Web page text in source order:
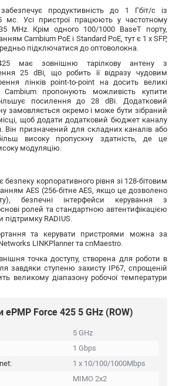
продуктивність до 1 Гбіт/с із
Усі пристрої працюють у частотному
MHz. Крім одного 100/1000 BaseT порту,
Cambium PoE і Standard PoE, тут є 1 x SFP,
підключатися до оптоволокна.
має зовнішню тарілкову антену з
25 dBi, що робить її відразу чудовим
лінків point-to-point на досить великі
Cambium пропонують можливість купити
посилення до 28 dBi. Додатковий
замовляється окремо і може бути зібраний
щоб додати додатковий бюджет каналу
Він призначений для складних каналів або
високу пропускну здатність, де це
модуляцію.
безпеку корпоративного рівня зі 128-бітовим
AES (256-бітне AES, якщо це дозволено
безпечні інтерфейси керування з
ролей та стандартною автентифікацією
підтримку RADIUS.
та керувати пристроями можна за
LINKPlanner та cnMaestro.
точка доступу, створена для роботи в
завдяки ступеню захисту IP67, спрощеній
великому діапазону робочої температури
ePMP Force 425 5 GHz (ROW)
5 GHz
1 Gbps
1 x 10/100/1000Mbps
MIMO 2x2